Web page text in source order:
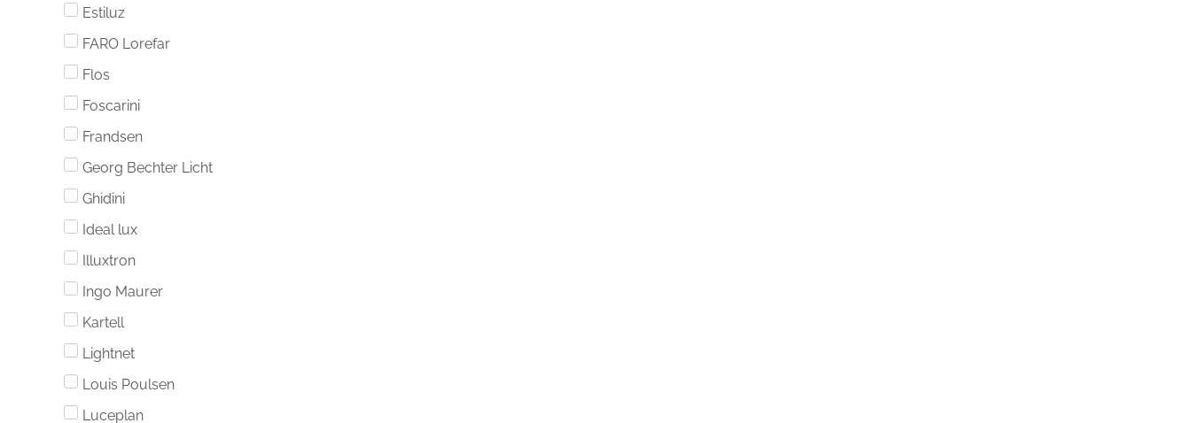
Estiluz
FARO Lorefar
Flos
Foscarini
Frandsen
Georg Bechter Licht
Ghidini
Ideal lux
Illuxtron
Ingo Maurer
Kartell
Lightnet
Louis Poulsen
Luceplan